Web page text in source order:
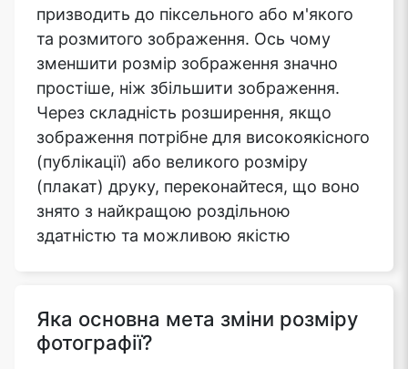
призводить до піксельного або м'якого
та розмитого зображення. Ось чому
зменшити розмір зображення значно
простіше, ніж збільшити зображення.
Через складність розширення, якщо
зображення потрібне для високоякісного
(публікації) або великого розміру
(плакат) друку, переконайтеся, що воно
знято з найкращою роздільною
здатністю та можливою якістю
Яка основна мета зміни розміру
фотографії?